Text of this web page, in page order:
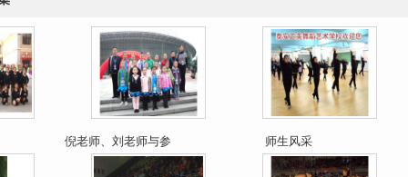
倪老师、刘老师与参
赛选手合影
师生风采